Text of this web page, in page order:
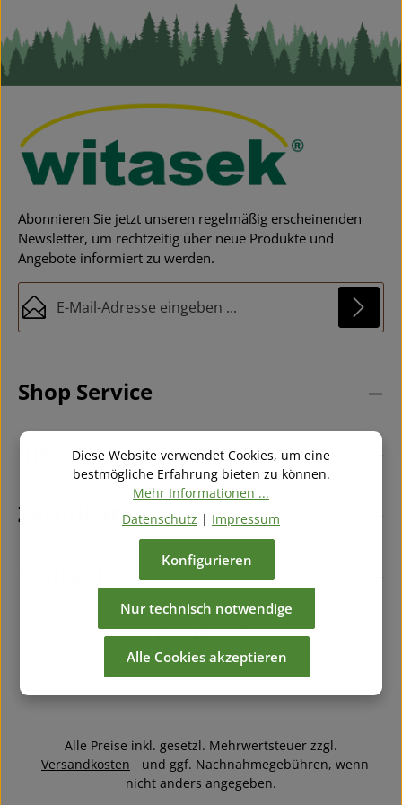
Abonnieren Sie jetzt unseren regelmäßig erscheinenden
Newsletter, um rechtzeitig über neue Produkte und
Angebote informiert zu werden.
Datenschutzbestimmungen
Kenntnis genommen und die
gelesen und bin
Pflichtfelder.
Shop Service
Information
Zertifikate
Alle Preise inkl. gesetzl. Mehrwertsteuer zzgl.
Versandkosten
und ggf. Nachnahmegebühren, wenn
nicht anders angegeben.
Diese Website verwendet Cookies, um eine
bestmögliche Erfahrung bieten zu können.
Mehr Informationen ...
Datenschutz | Impressum
Nur technisch notwendige
Konfigurieren
Alle Cookies akzeptieren